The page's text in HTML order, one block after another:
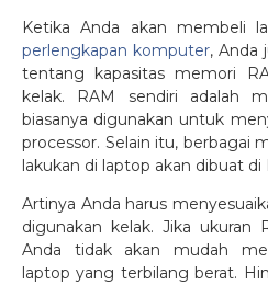
Ketika Anda akan membeli
perlengkapan komputer, Anda
tentang kapasitas memori
kelak. RAM sendiri adalah
biasanya digunakan untuk
processor. Selain itu, berbagai
lakukan di laptop akan dibuat
Artinya Anda harus
digunakan kelak. Jika ukuran
Anda tidak akan mudah
laptop yang terbilang berat.